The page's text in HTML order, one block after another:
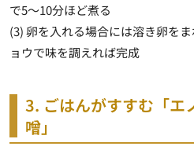
で5～10分ほど煮る
(3) 卵を入れる場合には溶き卵を
ョウで味を調えれば完成
3. ごはんがすすむ「エ
噌」